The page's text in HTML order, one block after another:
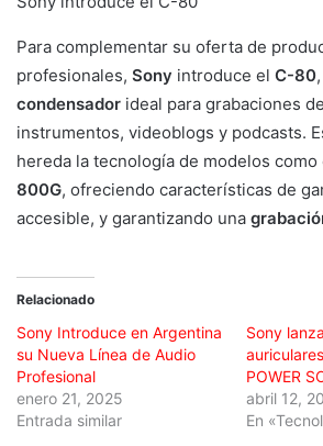
Para complementar su oferta de
profesionales, Sony introduce el C-80
condensador ideal para grabaciones
instrumentos, videoblogs y podcasts.
hereda la tecnología de modelos como
800G, ofreciendo características de
accesible, y garantizando una
Relacionado
Sony Introduce en Argentina
su Nueva Línea de Audio
Profesional
enero 21, 2025
Entrada similar
Sony
POWER
abril 12,
En